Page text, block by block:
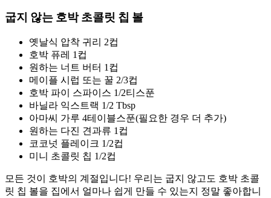
굽지 않는 호박 초콜릿 칩 볼
옛날식 압착 귀리 2컵
호박 퓨레 1컵
원하는 너트 버터 1컵
메이플 시럽 또는 꿀 2/3컵
호박 파이 스파이스 1/2티스푼
바닐라 익스트랙 1/2 Tbsp
아마씨 가루 4테이블스푼(필요한 경우 더 추가)
원하는 다진 견과류 1컵
코코넛 플레이크 1/2컵
미니 초콜릿 칩 1/2컵
모든 것이 호박의 계절입니다! 우리는 굽지 않고도 호박 초콜
릿 칩 볼을 집에서 얼마나 쉽게 만들 수 있는지 정말 좋아합니